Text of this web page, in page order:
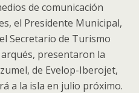
de comunicación
el Presidente Municipal,
Secretario de Turismo
presentaron la
de Evelop-Iberojet,
a la isla en julio próximo.